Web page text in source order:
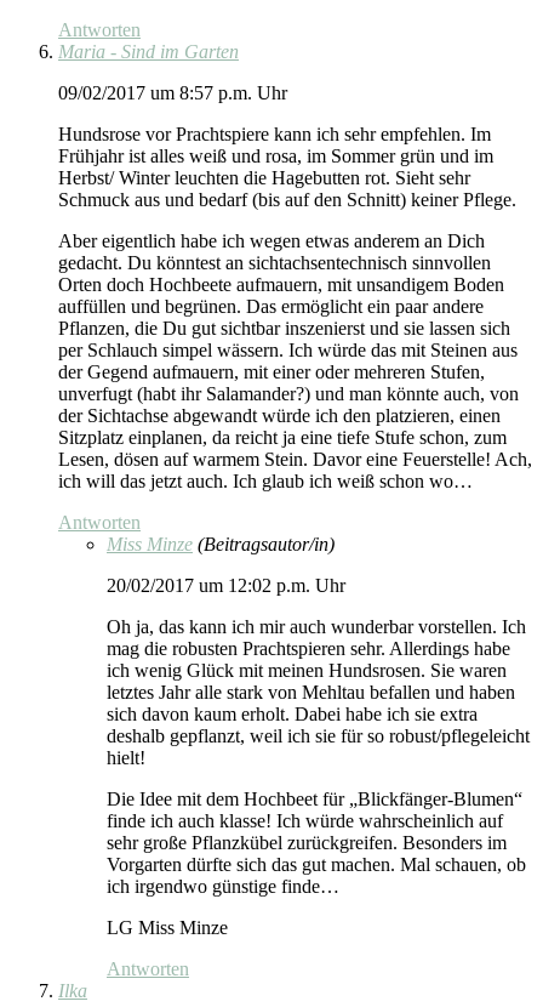
Antworten
Maria - Sind im Garten
09/02/2017 um 8:57 p.m. Uhr
Hundsrose vor Prachtspiere kann ich sehr empfehlen. Im
Frühjahr ist alles weiß und rosa, im Sommer grün und im
Herbst/ Winter leuchten die Hagebutten rot. Sieht sehr
Schmuck aus und bedarf (bis auf den Schnitt) keiner Pflege.
Aber eigentlich habe ich wegen etwas anderem an Dich
gedacht. Du könntest an sichtachsentechnisch sinnvollen
Orten doch Hochbeete aufmauern, mit unsandigem Boden
auffüllen und begrünen. Das ermöglicht ein paar andere
Pflanzen, die Du gut sichtbar inszenierst und sie lassen sich
per Schlauch simpel wässern. Ich würde das mit Steinen aus
der Gegend aufmauern, mit einer oder mehreren Stufen,
unverfugt (habt ihr Salamander?) und man könnte auch, von
der Sichtachse abgewandt würde ich den platzieren, einen
Sitzplatz einplanen, da reicht ja eine tiefe Stufe schon, zum
Lesen, dösen auf warmem Stein. Davor eine Feuerstelle! Ach,
ich will das jetzt auch. Ich glaub ich weiß schon wo…
Antworten
Miss Minze (Beitragsautor/in)
20/02/2017 um 12:02 p.m. Uhr
Oh ja, das kann ich mir auch wunderbar vorstellen. Ich
mag die robusten Prachtspieren sehr. Allerdings habe
ich wenig Glück mit meinen Hundsrosen. Sie waren
letztes Jahr alle stark von Mehltau befallen und haben
sich davon kaum erholt. Dabei habe ich sie extra
deshalb gepflanzt, weil ich sie für so robust/pflegeleicht
hielt!
Die Idee mit dem Hochbeet für „Blickfänger-Blumen“
finde ich auch klasse! Ich würde wahrscheinlich auf
sehr große Pflanzkübel zurückgreifen. Besonders im
Vorgarten dürfte sich das gut machen. Mal schauen, ob
ich irgendwo günstige finde…
LG Miss Minze
Antworten
Ilka